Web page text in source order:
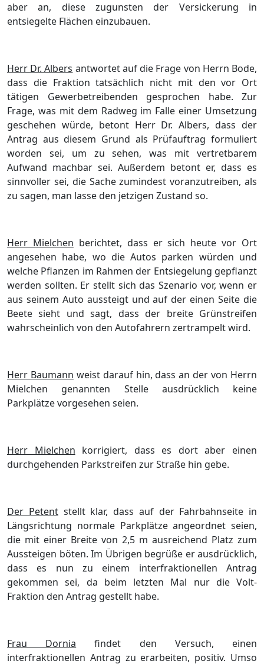
aber an, diese zugunsten der Versickerung in
entsiegelte Flächen einzubauen.
Herr Dr. Albers antwortet auf die Frage von Herrn Bode,
dass die Fraktion tatsächlich nicht mit den vor Ort
tätigen Gewerbetreibenden gesprochen habe. Zur
Frage, was mit dem Radweg im Falle einer Umsetzung
geschehen würde, betont Herr Dr. Albers, dass der
Antrag aus diesem Grund als Prüfauftrag formuliert
worden sei, um zu sehen, was mit vertretbarem
Aufwand machbar sei. Außerdem betont er, dass es
sinnvoller sei, die Sache zumindest voranzutreiben, als
zu sagen, man lasse den jetzigen Zustand so.
Herr Mielchen berichtet, dass er sich heute vor Ort
angesehen habe, wo die Autos parken würden und
welche Pflanzen im Rahmen der Entsiegelung gepflanzt
werden sollten. Er stellt sich das Szenario vor, wenn er
aus seinem Auto aussteigt und auf der einen Seite die
Beete sieht und sagt, dass der breite Grünstreifen
wahrscheinlich von den Autofahrern zertrampelt wird.
Herr Baumann weist darauf hin, dass an der von Herrn
Mielchen genannten Stelle ausdrücklich keine
Parkplätze vorgesehen seien.
Herr Mielchen korrigiert, dass es dort aber einen
durchgehenden Parkstreifen zur Straße hin gebe.
Der Petentstellt klar, dass auf der Fahrbahnseite in
Längsrichtung normale Parkplätze angeordnet seien,
die mit einer Breite von 2,5 m ausreichend Platz zum
Aussteigen böten. Im Übrigen begrüße er ausdrücklich,
dass es nun zu einem interfraktionellen Antrag
gekommen sei, da beim letzten Mal nur die Volt-
Fraktion den Antrag gestellt habe.
Frau Dornia findet den Versuch, einen
interfraktionellen Antrag zu erarbeiten, positiv. Umso